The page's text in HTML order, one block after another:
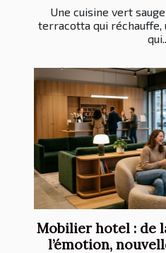
Une cuisine vert
terracotta qui réchauffe,
Mobilier hotel : de
l’émotion,